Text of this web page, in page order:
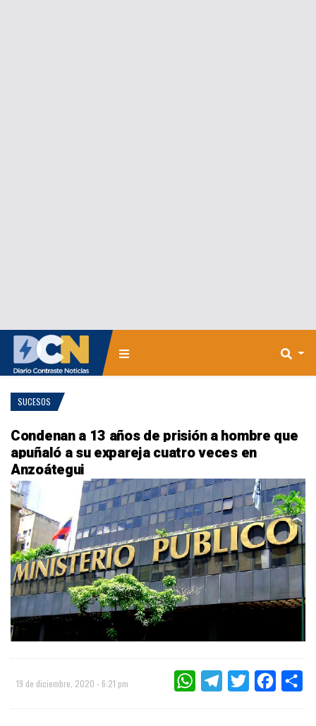
SUCESOS
Condenan a 13 años de prisión a hombre que
apuñaló a su expareja cuatro veces en
Anzoátegui
19 de diciembre, 2020 - 6:21 pm WHATSAPPTELEGRAMTWITTER